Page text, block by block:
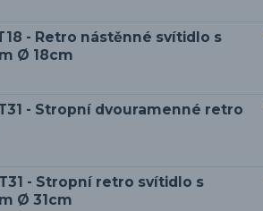
- Retro nástěnné svítidlo s
Ø 18cm
- Stropní dvouramenné retro
- Stropní retro svítidlo s
Ø 31cm